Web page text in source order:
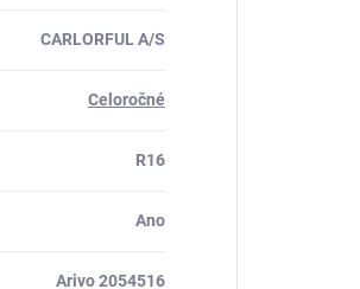
CARLORFUL A/S
Celoročné
R16
Ano
Arivo 2054516